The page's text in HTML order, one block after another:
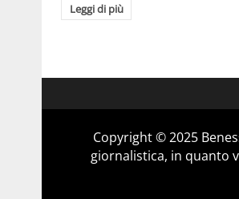
Leggi di più
Copyright © 2025
giornalistica, in quanto